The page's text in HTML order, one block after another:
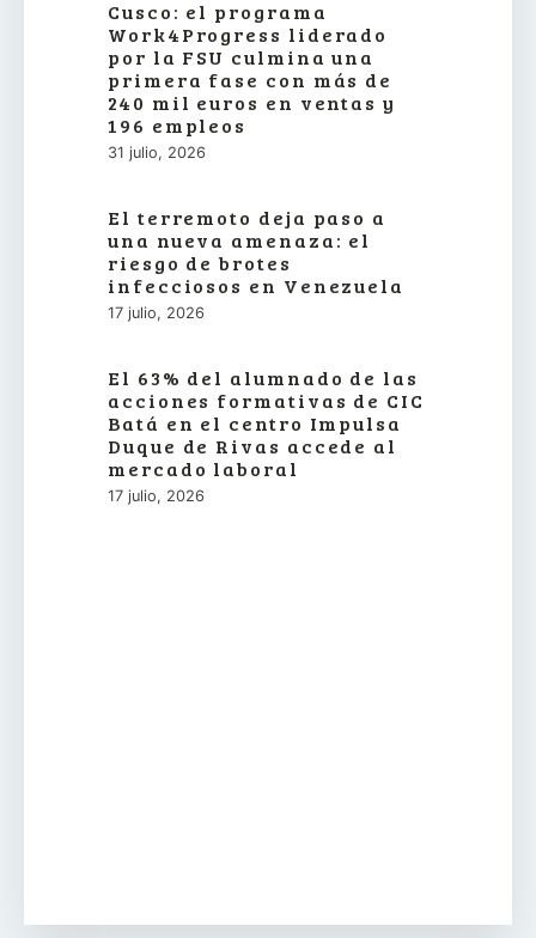
Cusco: el programa
Work4Progress liderado
por la FSU culmina una
primera fase con más de
240 mil euros en ventas y
196 empleos
31 julio, 2026
El terremoto deja paso a
una nueva amenaza: el
riesgo de brotes
infecciosos en Venezuela
17 julio, 2026
El 63% del alumnado de las
acciones formativas de CIC
Batá en el centro Impulsa
Duque de Rivas accede al
mercado laboral
17 julio, 2026